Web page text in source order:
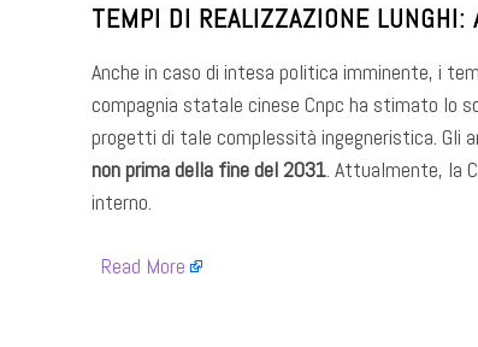
TEMPI DI REALIZZAZIONE
Anche in caso di intesa politica imminente, i
compagnia statale cinese Cnpc ha stimato lo
progetti di tale complessità ingegneristica. Gli
non prima della fine del 2031. Attualmente, la
interno.
Read More